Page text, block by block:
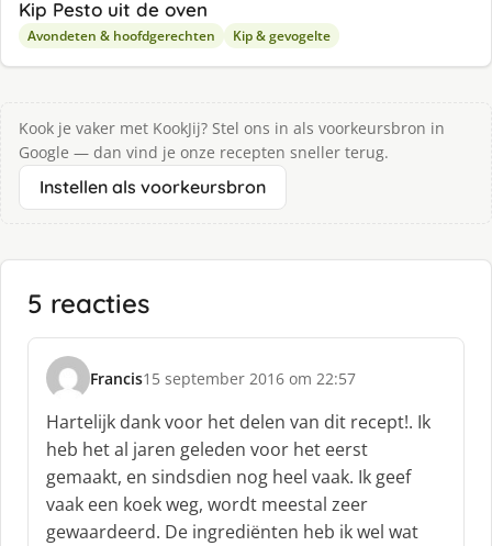
Kip Pesto uit de oven
Avondeten & hoofdgerechten Kip & gevogelte
Kook je vaker met KookJij? Stel ons in als voorkeursbron in
Google — dan vind je onze recepten sneller terug.
Instellen als voorkeursbron
5 reacties
Francis
s
c
h
r
e
e
f
15 september 2016 om 22:57
Hartelijk dank voor het delen van dit recept!. Ik
heb het al jaren geleden voor het eerst
gemaakt, en sindsdien nog heel vaak. Ik geef
vaak een koek weg, wordt meestal zeer
gewaardeerd. De ingrediënten heb ik wel wat